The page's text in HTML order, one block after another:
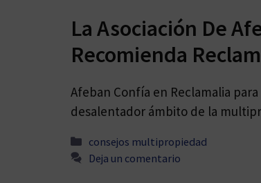
La Asociación De
Recomienda
Afeban Confía en Reclamalia
desalentador ámbito de la
Categorías
consejos multipropiedad
Deja un comentario